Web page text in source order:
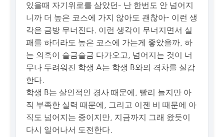
있을때 자기위로를 삼았던– 난 한번도 안 넘어지
니까 더 높은 코스에 가지 않아도 괜찮아– 이런 생
각은 금방 무너진다. 이런 생각이 무너지면서 실
패를 하더라도 높은 코스에 가는게 좋았을까, 하
는 의혹이 슬금슬금 다가오고, 넘어지는 것이 너
무나 두려워진 학생 A는 학생 B와의 격차를 실감
한다.
학생 B는 살인적인 경사 때문에, 빨리 늘지만 아
직 부족한 실력 때문에, 그리고 이젠 비 때문에 아
직도 넘어지는 중이지만, 지금까지 그래 왔듯이
다시 일어나서 도전한다.